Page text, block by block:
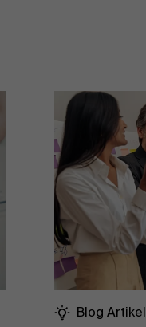
Blog Artikel